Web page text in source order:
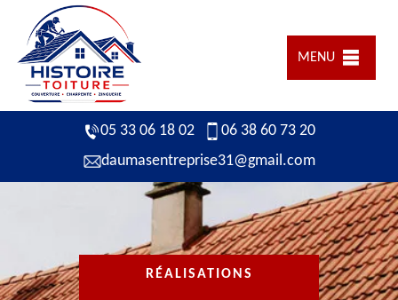
MENU
05 33 06 18 02
06 38 60 73 20
daumasentreprise31@gmail.com
RÉALISATIONS